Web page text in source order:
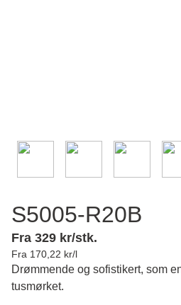
S5005-R20B
Fra 329 kr/stk.
Fra 170,22 kr/l
Drømmende og sofistikert, som
tusmørket.